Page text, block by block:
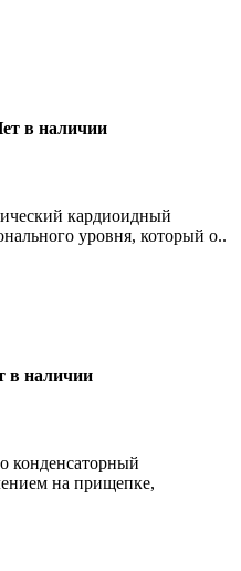
в наличии
кардиоидный
уровня, который о..
в наличии
конденсаторный
на прищепке,